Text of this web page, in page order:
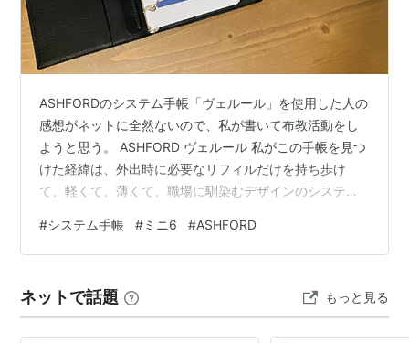
ASHFORDのシステム手帳「ヴェルール」を使用した人の
感想がネットに全然ないので、私が書いて布教活動をし
ようと思う。 ASHFORD ヴェルール 私がこの手帳を見つ
けた経緯は、外出時に必要なリフィルだけを持ち歩け
て、軽くて、薄くて、職場に馴染むデザインのシステム
「持ち歩き用の小さい手帳ならM5サイズはダメなの？ 例
えばロロマクラシックのM5とか人気じゃない？」 kobe-
って重要なのは小ささよりも、薄さ！ なぜなら手帳を入
れる場所が、薄いサコッシュや、…
#システム手帳 #ミニ6 #ASHFORD
ネットで話題 もっと見る